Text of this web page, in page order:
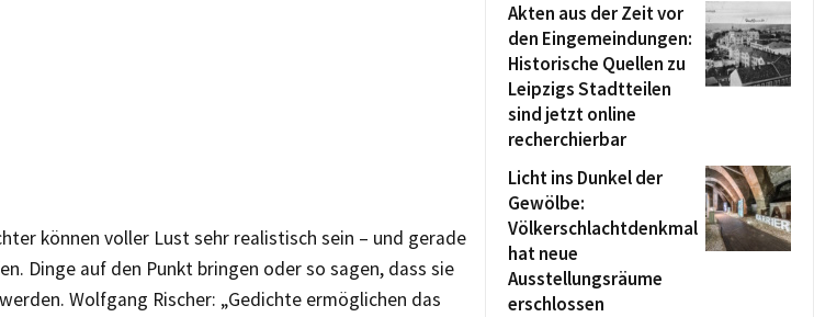
können voller Lust sehr realistisch sein – und gerade
Dinge auf den Punkt bringen oder so sagen, dass sie
Wolfgang Rischer: „Gedichte ermöglichen das
Akten aus der Zeit vor
den Eingemeindungen:
Historische Quellen zu
Leipzigs Stadtteilen
sind jetzt online
recherchierbar
Licht ins Dunkel der
Gewölbe:
Völkerschlachtdenkmal
hat neue
Ausstellungsräume
erschlossen